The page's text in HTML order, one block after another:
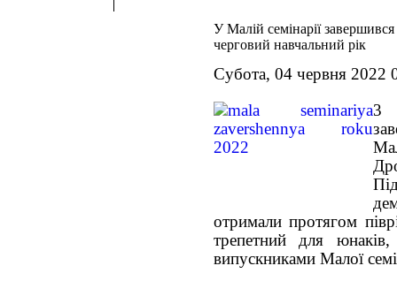
У Малій семінарії завершився
черговий навчальний рік
Субота, 04 червня 2022
3
отримали протягом
трепетний для
випускниками Малої